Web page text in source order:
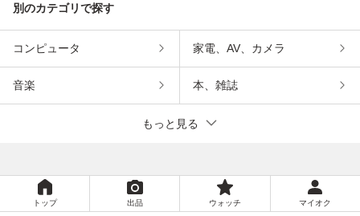
別のカテゴリで探す
コンピュータ 家電、AV、カメラ
音楽 本、雑誌
もっと見る
トップ 出品 ウォッチ マイオク